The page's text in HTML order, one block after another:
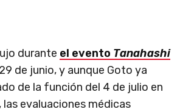
durante el evento Tanahashi
de junio, y aunque Goto ya
de la función del 4 de julio en
las evaluaciones médicas